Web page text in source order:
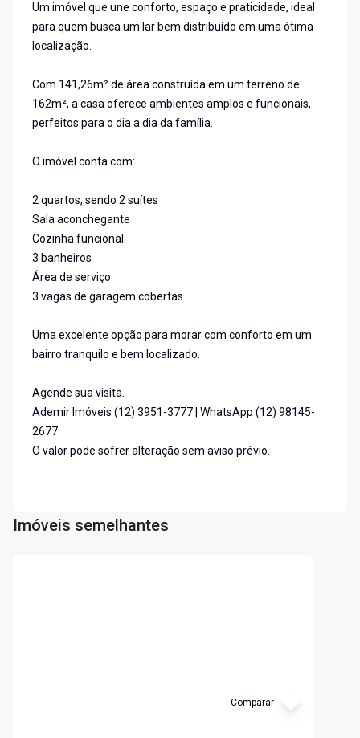
Um imóvel que une conforto, espaço e praticidade, ideal
para quem busca um lar bem distribuído em uma ótima
localização.
Com 141,26m² de área construída em um terreno de
162m², a casa oferece ambientes amplos e funcionais,
perfeitos para o dia a dia da família.
O imóvel conta com:
2 quartos, sendo 2 suítes
Sala aconchegante
Cozinha funcional
3 banheiros
Área de serviço
3 vagas de garagem cobertas
Uma excelente opção para morar com conforto em um
bairro tranquilo e bem localizado.
Agende sua visita.
Ademir Imóveis (12) 3951-3777 | WhatsApp (12) 98145-
2677
O valor pode sofrer alteração sem aviso prévio.
Imóveis semelhantes
Comparar